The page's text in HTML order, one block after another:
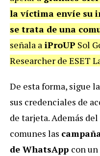
la víctima envíe su
se trata de una
señala a iProUP Sol
Researcher de ESET
De esta forma, sigue
sus credenciales de
de tarjeta. Además
comunes las
de WhatsApp con un